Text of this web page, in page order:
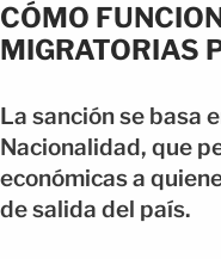
CÓMO
MIGRATORIAS
La sanción se basa
Nacionalidad, que
económicas a
de salida del país.